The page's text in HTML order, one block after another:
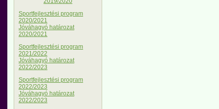
Sportfejlesztési program
2020/2021
Jóváhagyó határozat
2020/2021
Sportfejlesztési program
2021/2022
Jóváhagyó határozat
2022/2023
Sportfejlesztési program
2022/2023
Jóváhagyó határozat
2022/2023